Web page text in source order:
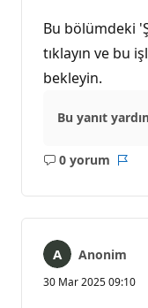
Bu bölümdeki
tıklayın ve bu
bekleyin.
Bu yanıt
0 yorum
Açıklama
Anonim
30 Mar 2025 09:10